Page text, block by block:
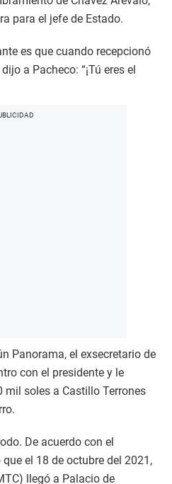
para el jefe de Estado.
es que cuando recepcionó
a Pacheco: “¡Tú eres el
Panorama, el exsecretario de
con el presidente y le
mil soles a Castillo Terrones
De acuerdo con el
el 18 de octubre del 2021,
llegó a Palacio de